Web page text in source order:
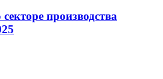
производства